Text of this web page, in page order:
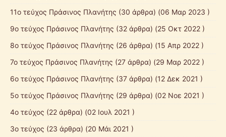
11ο τεύχος Πράσινος Πλανήτης (30 άρθρα) (06 Μαρ 2023 )
9ο τεύχος Πράσινος Πλανήτης (32 άρθρα) (25 Οκτ 2022 )
8ο τεύχος Πράσινος Πλανήτης (26 άρθρα) (15 Απρ 2022 )
7ο τεύχος Πράσινος Πλανήτης (27 άρθρα) (29 Μαρ 2022 )
6ο τεύχος Πράσινος Πλανήτης (37 άρθρα) (12 Δεκ 2021 )
5ο τεύχος Πράσινος Πλανήτης (29 άρθρα) (02 Νοε 2021 )
4ο τεύχος (22 άρθρα) (02 Ιουλ 2021 )
3ο τεύχος (23 άρθρα) (20 Μάι 2021 )